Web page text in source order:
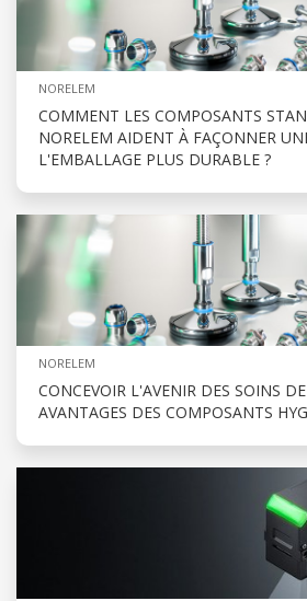
NORELEM
COMMENT LES COMPOSANTS
NORELEM AIDENT À FAÇONNER
L'EMBALLAGE PLUS DURABLE ?
NORELEM
CONCEVOIR L'AVENIR DES SOINS
AVANTAGES DES COMPOSANTS